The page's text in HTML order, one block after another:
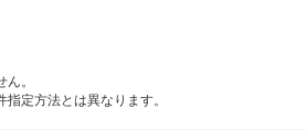
。
定方法とは異なります。